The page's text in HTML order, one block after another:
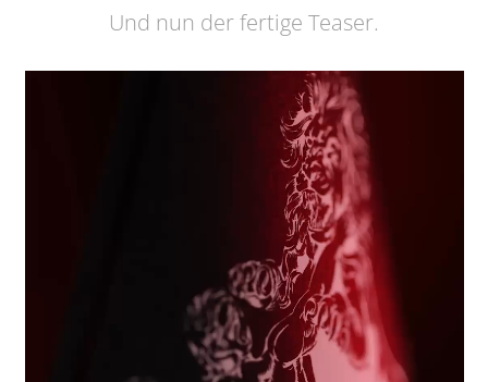
Und nun der fertige Teaser.